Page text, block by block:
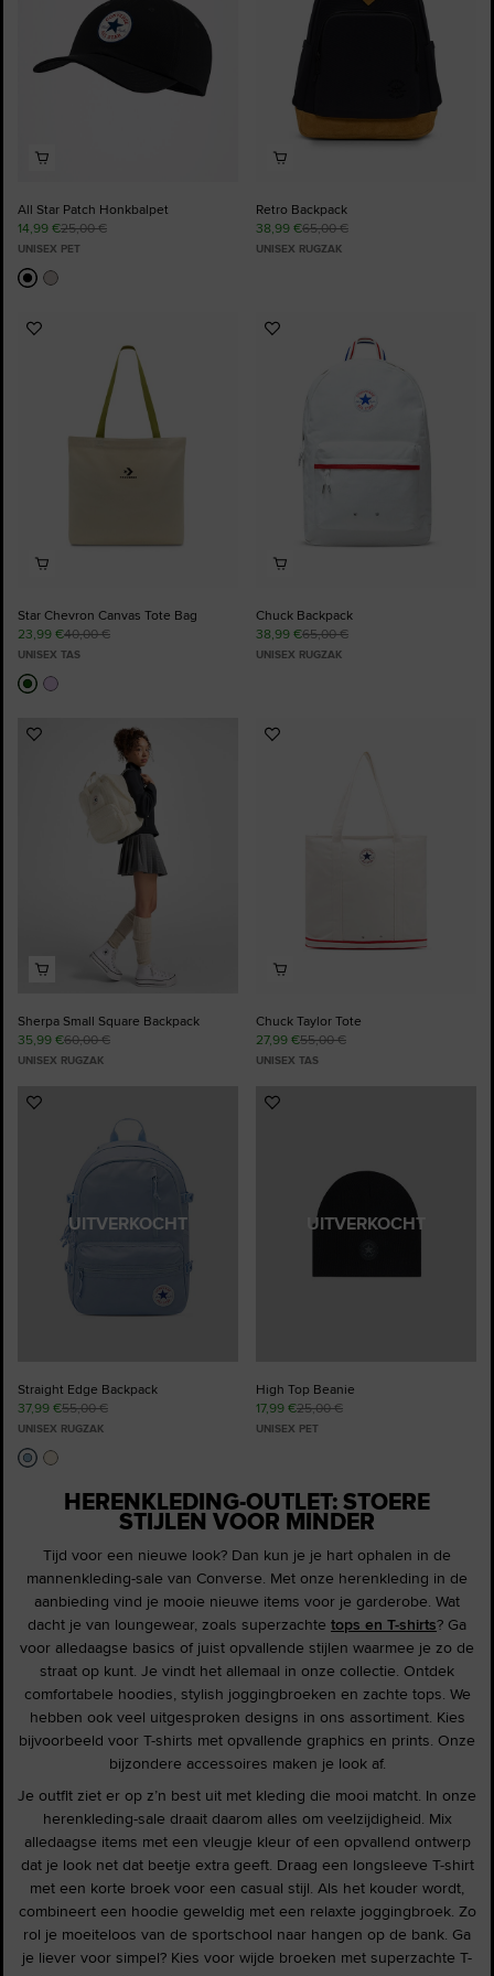
All Star Patch Honkbalpet
14,99 €25,00 €
UNISEX PET
Retro Backpack
38,99 €65,00 €
UNISEX RUGZAK
Voeg
Star Chevron Canvas Tote Bag
23,99 €40,00 €
UNISEX TAS
Voeg
Chuck Backpack
38,99 €65,00 €
UNISEX RUGZAK
Voeg
favorieten
Sherpa Small Square Backpack
35,99 €60,00 €
UNISEX RUGZAK
Voeg
Chuck Taylor Tote
27,99 €55,00 €
UNISEX TAS
UITVERKOCHT
Voeg
favorieten
Straight Edge Backpack
37,99 €55,00 €
UNISEX RUGZAK
UITVERKOCHT
Voeg
High Top Beanie
17,99 €25,00 €
UNISEX PET
HERENKLEDING-OUTLET: STOERE
STIJLEN VOOR MINDER
Tijd voor een nieuwe look? Dan kun je je hart ophalen in de
mannenkleding-sale van Converse. Met onze herenkleding in de
aanbieding vind je mooie nieuwe items voor je garderobe. Wat
dacht je van loungewear, zoals superzachte tops en T-shirts? Ga
voor alledaagse basics of juist opvallende stijlen waarmee je zo de
straat op kunt. Je vindt het allemaal in onze collectie. Ontdek
comfortabele hoodies, stylish joggingbroeken en zachte tops. We
hebben ook veel uitgesproken designs in ons assortiment. Kies
bijvoorbeeld voor T-shirts met opvallende graphics en prints. Onze
bijzondere accessoires maken je look af.
Je outfit ziet er op z’n best uit met kleding die mooi matcht. In onze
herenkleding-sale draait daarom alles om veelzijdigheid. Mix
alledaagse items met een vleugje kleur of een opvallend ontwerp
dat je look net dat beetje extra geeft. Draag een longsleeve T-shirt
met een korte broek voor een casual stijl. Als het kouder wordt,
combineert een hoodie geweldig met een relaxte joggingbroek. Zo
rol je moeiteloos van de sportschool naar hangen op de bank. Ga
je liever voor simpel? Kies voor wijde broeken met superzachte T-